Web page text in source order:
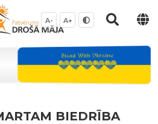
A- A+
BIEDRĪBA